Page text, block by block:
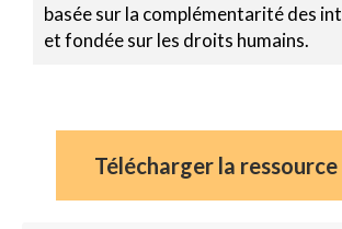
basée sur la complémentarité des
et fondée sur les droits humains.
Télécharger la ressource